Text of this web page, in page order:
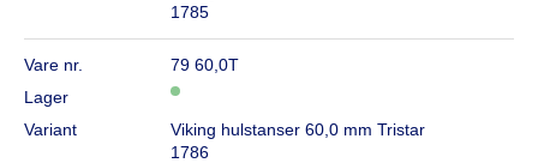
1785
Vare nr.
79 60,0T
Lager
Variant
Viking hulstanser 60,0 mm Tristar
1786